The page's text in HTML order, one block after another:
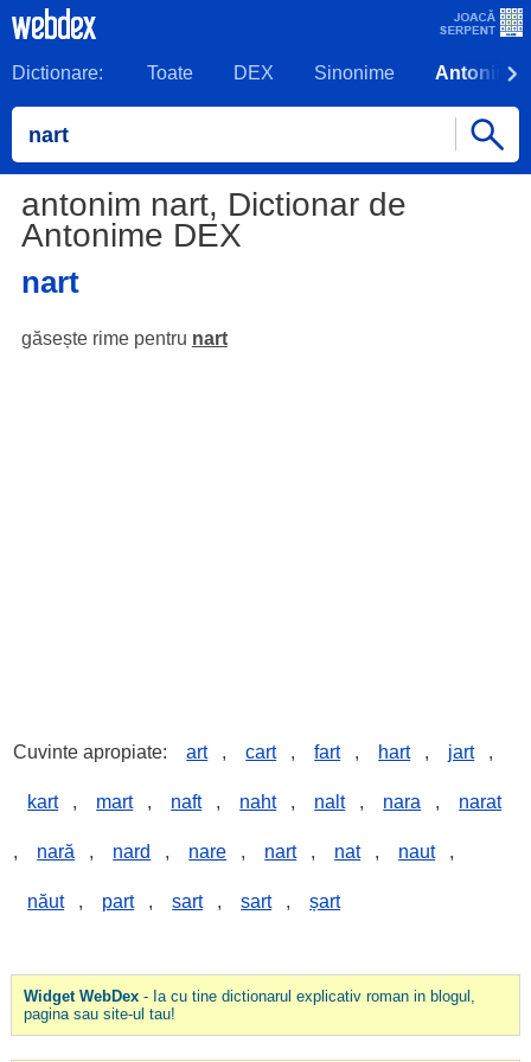
Dictionare: Toate DEX Sinonime Antonime
antonim nart, Dictionar de
Antonime DEX
nart
găsește rime pentru nart
Cuvinte apropiate: art , cart , fart , hart , jart ,
kart , mart , naft , naht , nalt , nara , narat
, nară , nard , nare , nart , nat , naut ,
năut , part , sart , sart , șart
Widget WebDex- Ia cu tine dictionarul explicativ roman in blogul,
pagina sau site-ul tau!